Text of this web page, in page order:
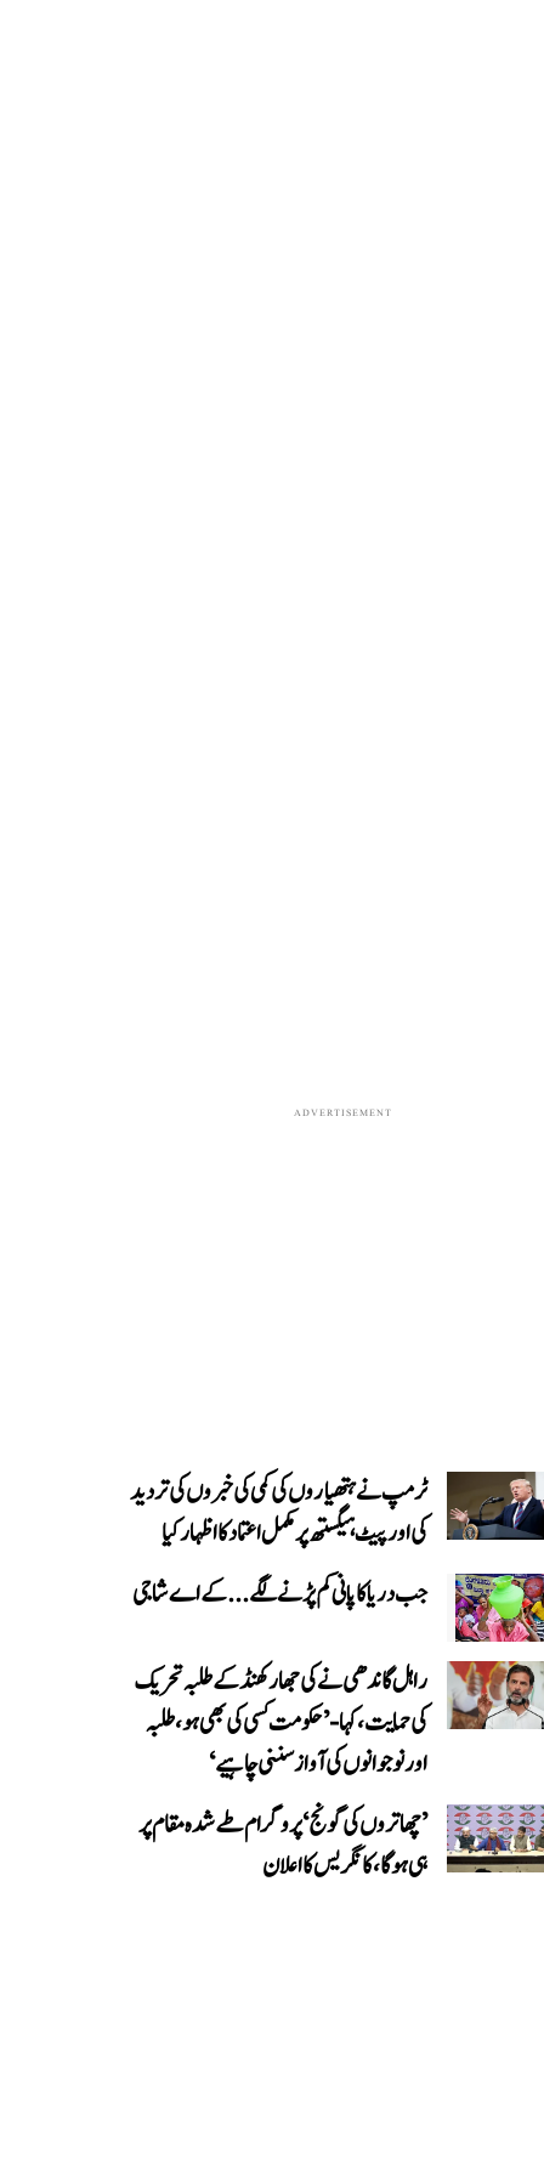
ADVERTISEMENT
ٹرمپ نے ہتھیاروں کی کمی کی خبروں کی تردید
کی اور پیٹ ہیگستھ پر مکمل اعتماد کا اظہار کیا
جب دریا کا پانی کم پڑنے لگے...کے اے شاجی
راہل گاندھی نے کی جھارکھنڈ کے طلبہ تحریک
کی حمایت، کہا- ’حکومت کسی کی بھی ہو، طلبہ
اور نوجوانوں کی آواز سننی چاہیے‘
’چھاتروں کی گونج‘ پروگرام طے شدہ مقام پر
ہی ہوگا، کانگریس کا اعلان